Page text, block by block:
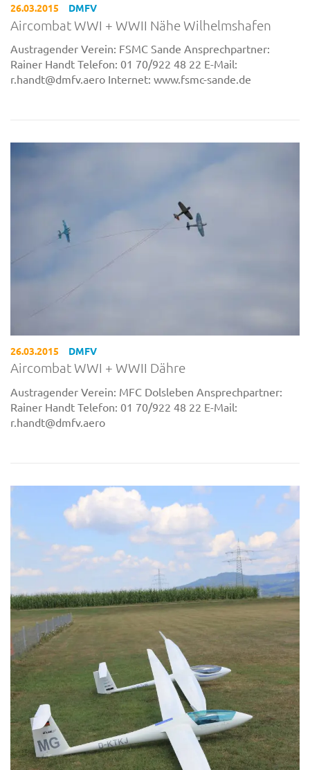
26.03.2015 DMFV
Aircombat WWI + WWII Nähe Wilhelmshafen
Austragender Verein: FSMC Sande Ansprechpartner:
Rainer Handt Telefon: 01 70/922 48 22 E-Mail:
r.handt@dmfv.aero Internet: www.fsmc-sande.de
26.03.2015 DMFV
Aircombat WWI + WWII Dähre
Austragender Verein: MFC Dolsleben Ansprechpartner:
Rainer Handt Telefon: 01 70/922 48 22 E-Mail:
r.handt@dmfv.aero